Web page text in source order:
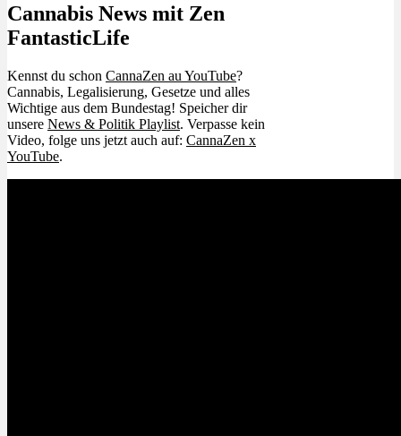
Cannabis News mit Zen
FantasticLife
Kennst du schon CannaZen au YouTube?
Cannabis, Legalisierung, Gesetze und alles
Wichtige aus dem Bundestag! Speicher dir
unsere News & Politik Playlist. Verpasse kein
Video, folge uns jetzt auch auf: CannaZen x
YouTube.